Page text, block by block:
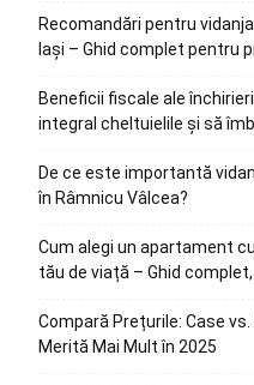
Recomandări pentru
Iași – Ghid complet pentru
Beneficii fiscale ale
integral cheltuielile și să
De ce este importantă
în Râmnicu Vâlcea?
Cum alegi un apartament
tău de viață – Ghid
Compară Prețurile: Case
Merită Mai Mult în 2025